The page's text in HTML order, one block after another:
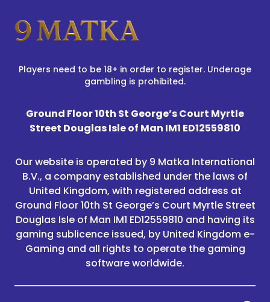
Players need to be 18+ in order to register. Underage
gambling is prohibited.
Ground Floor 10th St George’s Court Myrtle
Street Douglas Isle of Man IM1 ED12559810
Our website is operated by 9 Matka International
B.V., a company established under the laws of
United Kingdom, with registered address at
Ground Floor 10th St George’s Court Myrtle Street
Douglas Isle of Man IM1 ED12559810 and having its
gaming sublicence issued, by United Kingdom e-
Gaming and all rights to operate the gaming
software worldwide.